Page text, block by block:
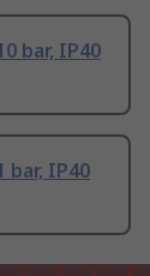
bar, IP40
IP40